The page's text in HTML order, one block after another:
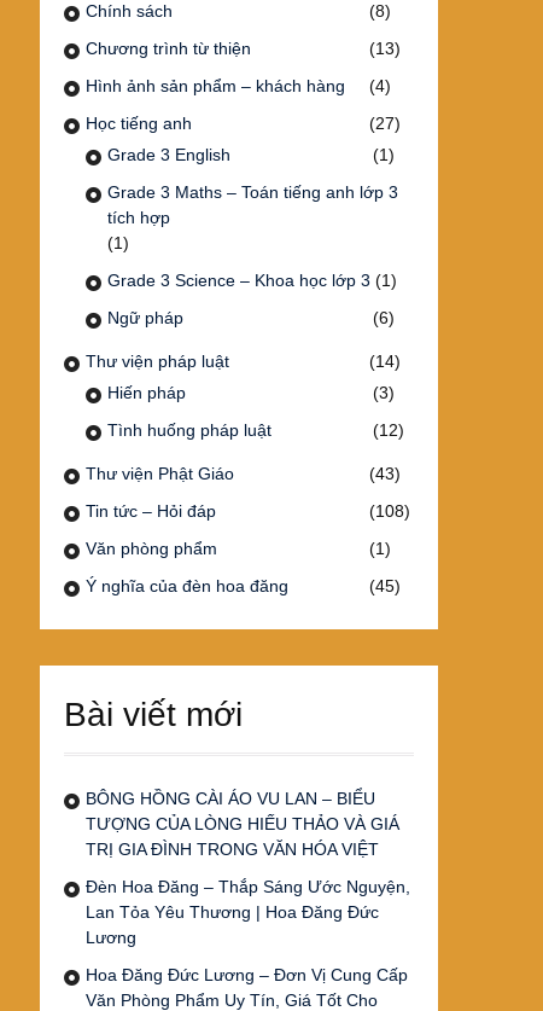
Chính sách
(8)
Chương trình từ thiện
(13)
Hình ảnh sản phẩm – khách hàng
(4)
Học tiếng anh
(27)
Grade 3 English
(1)
Grade 3 Maths – Toán tiếng anh lớp 3
tích hợp
(1)
Grade 3 Science – Khoa học lớp 3 (1)
Ngữ pháp
(6)
Thư viện pháp luật
(14)
Hiến pháp
(3)
Tình huống pháp luật
(12)
Thư viện Phật Giáo
(43)
Tin tức – Hỏi đáp
(108)
Văn phòng phẩm
(1)
Ý nghĩa của đèn hoa đăng
(45)
Bài viết mới
BÔNG HỒNG CÀI ÁO VU LAN – BIỂU
TƯỢNG CỦA LÒNG HIẾU THẢO VÀ GIÁ
TRỊ GIA ĐÌNH TRONG VĂN HÓA VIỆT
Đèn Hoa Đăng – Thắp Sáng Ước Nguyện,
Lan Tỏa Yêu Thương | Hoa Đăng Đức
Lương
Hoa Đăng Đức Lương – Đơn Vị Cung Cấp
Văn Phòng Phẩm Uy Tín, Giá Tốt Cho